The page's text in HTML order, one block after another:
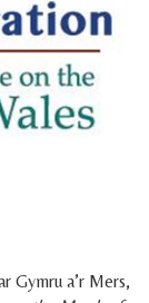
Gymru a’r Mers,